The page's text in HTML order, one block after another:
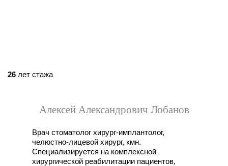
26 лет стажа
Алексей Александрович Лобанов
Врач стоматолог хирург-имплантолог,
челюстно-лицевой хирург, кмн.
Специализируется на комплексной
хирургической реабилитации пациентов,